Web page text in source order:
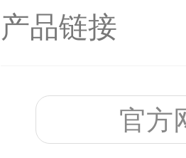
产品链接
官方